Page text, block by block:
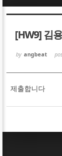
[HW9] 김
by angbeat
제출합니다